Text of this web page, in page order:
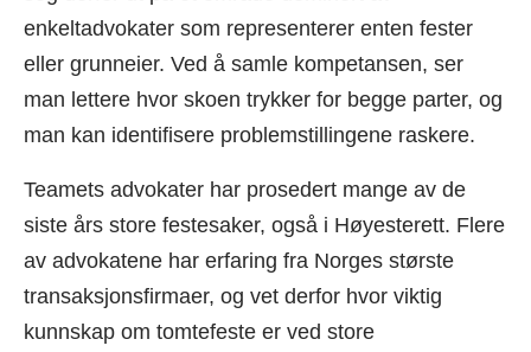
enkeltadvokater som representerer enten fester
eller grunneier. Ved å samle kompetansen, ser
man lettere hvor skoen trykker for begge parter, og
man kan identifisere problemstillingene raskere.
Teamets advokater har prosedert mange av de
siste års store festesaker, også i Høyesterett. Flere
av advokatene har erfaring fra Norges største
transaksjonsfirmaer, og vet derfor hvor viktig
kunnskap om tomtefeste er ved store